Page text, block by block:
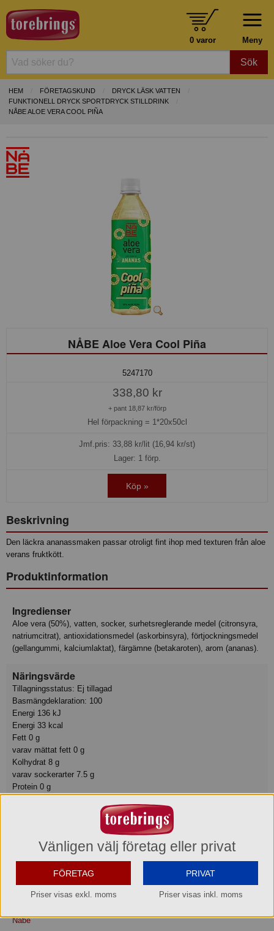
Meny
0 varor
Sök
HEM FÖRETAGSKUND
DRYCK LÄSK VATTEN
FUNKTIONELL DRYCK SPORTDRYCK STILLDRINK
NÅBE ALOE VERA COOL PIÑA
NÅBE Aloe Vera Cool Piña
5247170
338,80 kr
+ pant 18,87 kr/förp
Hel förpackning = 1*20x50cl
Jmf.pris: 33,88 kr/lit (16,94 kr/st)
Lager: 1 förp.
Köp »
Beskrivning
Den läckra ananassmaken passar otroligt fint ihop med texturen från aloe
verans fruktkött.
Produktinformation
Ingredienser
Aloe vera (50%), vatten, socker, surhetsreglerande medel (citronsyra,
natriumcitrat), antioxidationsmedel (askorbinsyra), förtjockningsmedel
(gellangummi, kalciumlaktat), färgämne (betakaroten), arom (ananas).
Näringsvärde
Tillagningsstatus: Ej tillagad
Basmängdeklaration: 100
Energi 136 kJ
Energi 33 kcal
Fett 0 g
varav mättat fett 0 g
Kolhydrat 8 g
varav sockerarter 7.5 g
Protein 0 g
Max-/Mintemperatur: 20/2°C
Ursprungsland
Nåbe
Vänligen välj företag eller privat
FÖRETAG
Priser visas exkl. moms
PRIVAT
Priser visas inkl. moms